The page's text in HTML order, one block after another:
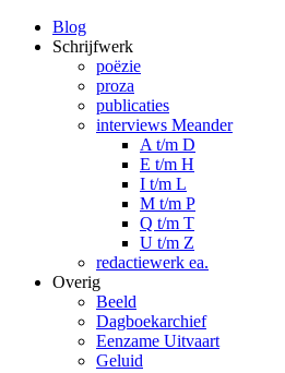
Blog
Schrijfwerk
poëzie
proza
publicaties
interviews Meander
A t/m D
E t/m H
I t/m L
M t/m P
Q t/m T
U t/m Z
redactiewerk ea.
Overig
Beeld
Dagboekarchief
Eenzame Uitvaart
Geluid